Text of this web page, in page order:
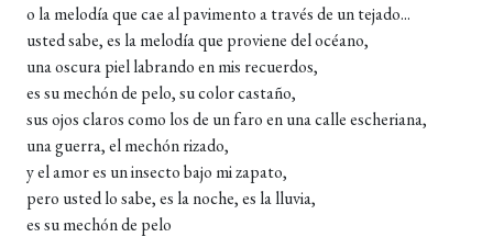
o la melodía que cae al pavimento a través de un tejado...
usted sabe, es la melodía que proviene del océano,
una oscura piel labrando en mis recuerdos,
es su mechón de pelo, su color castaño,
sus ojos claros como los de un faro en una calle escheriana,
una guerra, el mechón rizado,
y el amor es un insecto bajo mi zapato,
pero usted lo sabe, es la noche, es la lluvia,
es su mechón de pelo